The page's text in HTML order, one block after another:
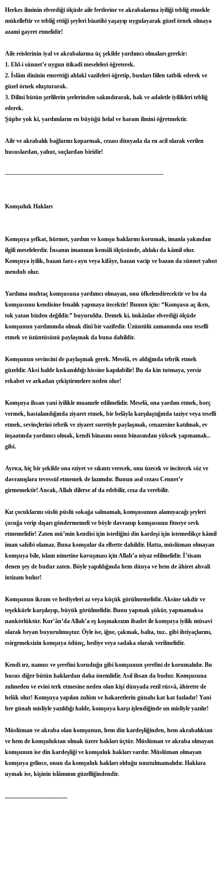
Herkes ilminin elverdiği ölçüde aile fertlerine ve akrabalarına iyiliği tebliğ etmekle
mükelleftir ve tebliğ ettiği şeyleri bizatihi yaşayıp uygulayarak güzel örnek olmaya
azami gayret etmelidir!
Aile reislerinin iyal ve akrabalarına üç şekilde yardımcı olmaları gerekir:
1. Ehl-i sünnet’e uygun itikadî meseleleri öğreterek.
2. İslâm dininin emrettiği ahlakî vazifeleri öğretip, bunları fiilen tatbik ederek ve
güzel örnek oluşturarak.
3. Dilini bütün şerlilerin şerlerinden sakındırarak, hak ve adaletle iyilikleri tebliğ
ederek.
Şüphe yok ki, yardımların en büyüğü helal ve haram ilmini öğretmektir.
Aile ve akrabalık bağlarını koparmak, cezası dünyada da en acil olarak verilen
hususlardan, yahut, suçlardan biridir!
--------------------------------------------------------------------------------
Komşuluk Hakları
Komşuya şefkat, hürmet, yardım ve komşu haklarını korumak, imanla yakından
ilgili meselelerdir. İnsanın imanının kemâli ölçüsünde, ahlakı da kâmil olur.
Komşuya iyilik, bazan farz-ı ayn veya kifâye, bazan vacip ve bazan da sünnet yahut
mendub olur.
Yardıma muhtaç komşusuna yardımcı olmayan, onu öfkelendirecektir ve bu da
komşusunu kendisine fenalık yapmaya itecektir! Bunun için: “Komşusu aç iken,
tok yatan bizden değildir.” buyuruldu. Demek ki, imkânlar elverdiği ölçüde
komşunun yardımında olmak dînî bir vazifedir. Üzüntülü zamanında onu teselli
etmek ve üzüntüsünü paylaşmak da buna dahildir.
Komşunun sevincini de paylaşmak gerek. Meselâ, ev aldığında tebrik etmek
güzeldir. Aksi halde kıskanıldığı hissine kapılabilir! Bu da kin tutmaya, yersiz
rekabet ve arkadan çekiştirmelere neden olur!
Komşuya ihsan yani iyilikle muamele edilmelidir. Meselâ, ona yardım etmek, borç
vermek, hastalandığında ziyaret etmek, bir belâyla karşılaştığında taziye veya teselli
etmek, sevinçlerini tebrik ve ziyaret suretiyle paylaşmak, cenazesine katılmak, ev
inşaatında yardımcı olmak, kendi binasını onun binasından yüksek yapmamak..
gibi.
Ayrıca, hiç bir şekilde ona eziyet ve sıkıntı verecek, onu üzecek ve incitecek söz ve
davranışlara tevessül etmemek de lazımdır. Bunun asıl cezası Cennet’e
girmemektir! Ancak, Allah dilerse af da edebilir, ceza da verebilir.
Kız çocuklarını süslü püslü sokağa salmamalı, komşusunun alamıyacağı şeyleri
çocuğa verip dışarı göndermemeli ve böyle davranıp komşusunu fitneye sevk
etmemelidir! Zaten mü’min kendisi için istediğini din kardeşi için istemedikçe kâmil
iman sahibi olamaz. Buna komşular da elbette dahildir. Hatta, müslüman olmayan
komşuya bile, islam nimetine kavuşması için Allah’a niyaz edilmelidir. İ’tisam
denen şey de budur zaten. Böyle yapıldığında hem dünya ve hem de âhiret ahvali
intizam bulur!
Komşunun ikram ve hediyeleri az veya küçük görülmemelidir. Aksine takdir ve
teşekkürle karşılayıp, büyük görülmelidir. Bunu yapmak şükür, yapmamaksa
nankörlüktür. Kur’ân’da Allah’a eş koşmaksızın ibadet ile komşuya iyilik müsavi
olarak beyan buyurulmuştur. Öyle ise, iğne, çakmak, balta, tuz.. gibi ihtiyaçlarını,
esirgemeksizin komşuya ödünç, hediye veya sadaka olarak verilmelidir.
Kendi ırz, namus ve şerefini koruduğu gibi komşunun şerefini de korumalıdır. Bu
husus diğer bütün haklardan daha önemlidir. Asıl ihsan da budur. Komşusuna
zulmeden ve evini terk etmesine neden olan kişi dünyada rezil rüsvâ, âhirette de
helâk olur! Komşuya yapılan zulüm ve hakaretlerin günahı kat kat fazladır! Yani
her günah misliyle yazıldığı halde, komşuya karşı işlendiğinde on misliyle yazılır!
Müslüman ve akraba olan komşunun, hem din kardeşliğinden, hem akrabalıktan
ve hem de komşuluktan olmak üzere hakları üçtür. Müslüman ve akraba olmayan
komşunun ise din kardeşliği ve komşuluk hakları vardır. Müslüman olmayan
komşuya gelince, onun da komşuluk hakları olduğu unutulmamalıdır. Haklara
uymak ise, kişinin islâmının güzelliğindendir.